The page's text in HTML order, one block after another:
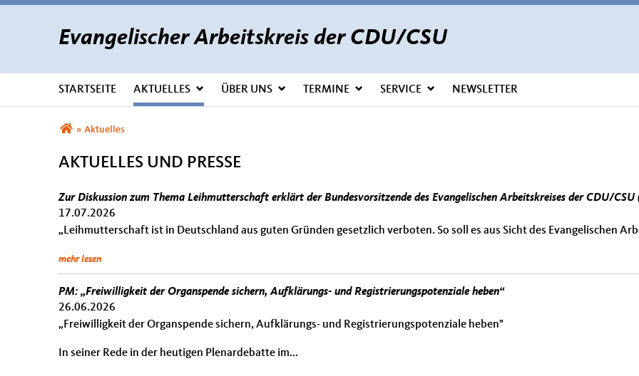
Evangelischer Arbeitskreis der CDU/CSU
STARTSEITE AKTUELLES ÜBER UNS TERMINE SERVICE NEWSLETTER
Sie sind hier
» Aktuelles
AKTUELLES UND PRESSE
Zur Diskussion zum Thema Leihmutterschaft erklärt der Bundesvorsitzende des Evangelischen Arbeitskreises der CDU/
17.07.2026
„Leihmutterschaft ist in Deutschland aus guten Gründen gesetzlich verboten. So soll es aus Sicht des Evangelischen
mehr lesen
PM: „Freiwilligkeit der Organspende sichern, Aufklärungs- und Registrierungspotenziale heben“
26.06.2026
„Freiwilligkeit der Organspende sichern, Aufklärungs- und Registrierungspotenziale heben"
In seiner Rede in der heutigen Plenardebatte im...